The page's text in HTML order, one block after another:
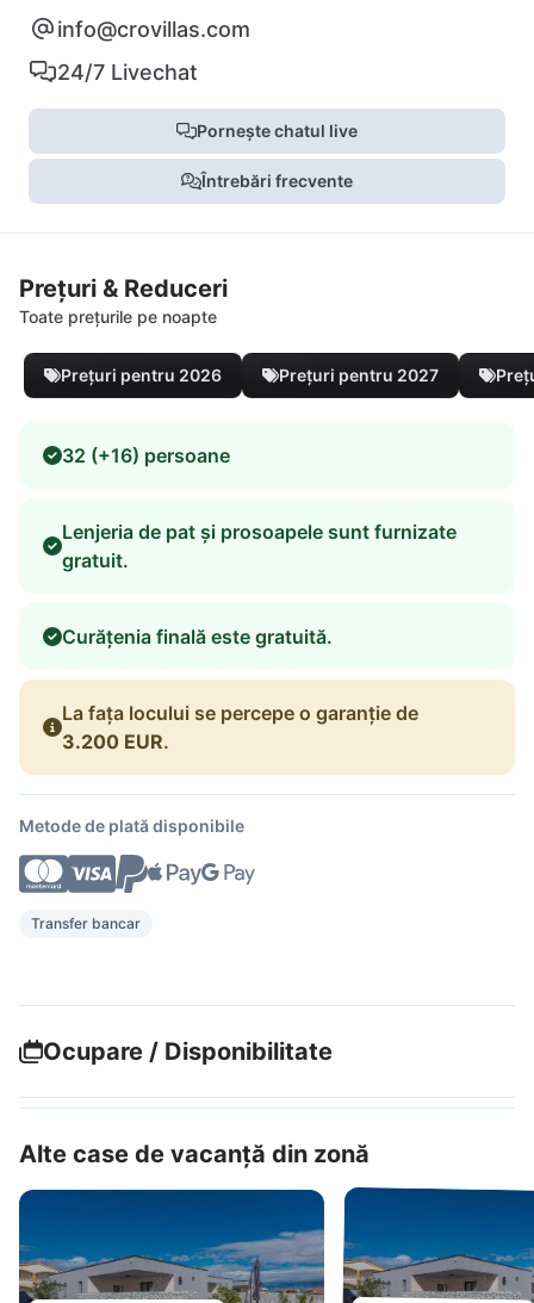
info@crovillas.com
24/7 Livechat
Pornește chatul live
Întrebări frecvente
Prețuri & Reduceri
Toate prețurile pe noapte
Prețuri pentru 2026 Prețuri pentru 2027
32 (+16) persoane
Lenjeria de pat și prosoapele sunt furnizate
gratuit.
Curățenia finală este gratuită.
La fața locului se percepe o garanție de
3.200 EUR.
Metode de plată disponibile
Transfer bancar
Ocupare / Disponibilitate
Alte case de vacanță din zonă